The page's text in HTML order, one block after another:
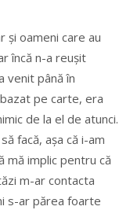
și oameni care au
încă n-a reușit
venit până în
pe carte, era
de la el de atunci.
facă, așa că i-am
mă implic pentru că
m-ar contacta
s-ar părea foarte